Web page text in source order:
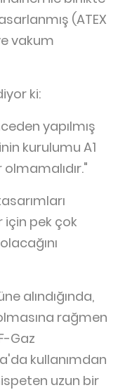
(ATEX
vakum
ki:
yapılmış
kurulumu A1
için pek çok
alındığında,
rağmen
Gaz
kullanımdan
uzun bir